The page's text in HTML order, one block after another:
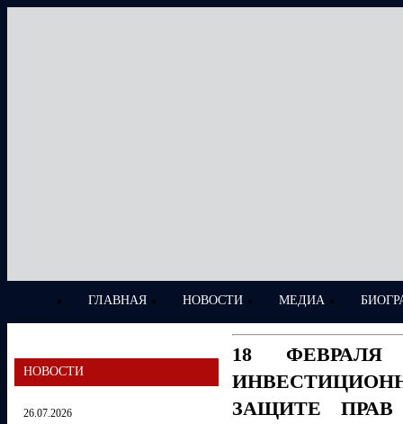
ГЛАВНАЯ НОВОСТИ МЕДИА
НОВОСТИ
26.07.2026
18
ЗАЩИТЕ